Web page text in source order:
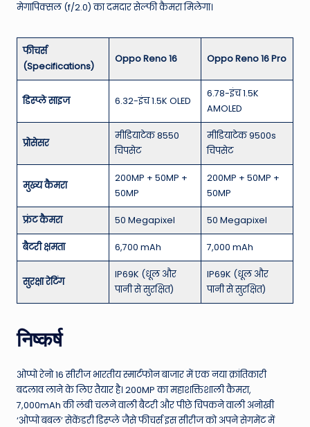
मेगापिक्सल (f/2.0) का दमदार सेल्फी कैमरा मिलेगा।
फीचर्स
(Specifications)
Oppo Reno 16 Oppo Reno 16 Pro
डिस्प्ले साइज 6.32-इंच 1.5K OLED
6.78-इंच 1.5K
AMOLED
प्रोसेसर
मीडियाटेक 8550
चिपसेट
मीडियाटेक 9500s
चिपसेट
मुख्य कैमरा
200MP + 50MP +
50MP
200MP + 50MP +
50MP
फ्रंट कैमरा 50 Megapixel 50 Megapixel
बैटरी क्षमता 6,700 mAh 7,000 mAh
सुरक्षा रेटिंग
IP69K (धूल और
पानी से सुरक्षित)
IP69K (धूल और
पानी से सुरक्षित)
निष्कर्ष
ओप्पो रेनो 16 सीरीज भारतीय स्मार्टफोन बाजार में एक नया क्रांतिकारी
बदलाव लाने के लिए तैयार है। 200MP का महाशक्तिशाली कैमरा,
7,000mAh की लंबी चलने वाली बैटरी और पीछे चिपकने वाली अनोखी
‘ओप्पो बबल’ सेकेंडरी डिस्प्ले जैसे फीचर्स इस सीरीज को अपने सेगमेंट में